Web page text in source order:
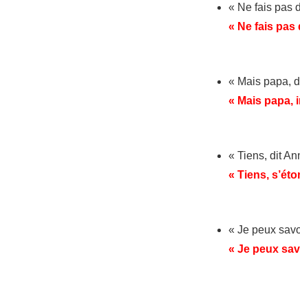
« Ne fais pas
« Ne fais pas
« Mais papa,
« Mais papa,
« Tiens, dit
« Tiens,
« Je peux
« Je peux